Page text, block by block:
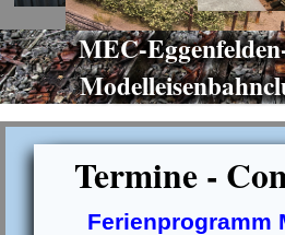
MEC-
Termine -
Ferienprogramm